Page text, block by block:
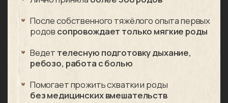
Все 9 серий
Доступ на 2 года